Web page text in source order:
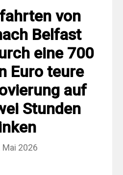
von
Belfast
eine 700
Euro teure
auf
Stunden
Mai 2026